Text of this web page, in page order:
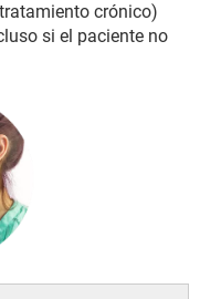
crónico)
si el paciente no